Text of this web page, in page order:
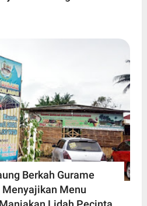
Berkah Gurame
Menyajikan Menu